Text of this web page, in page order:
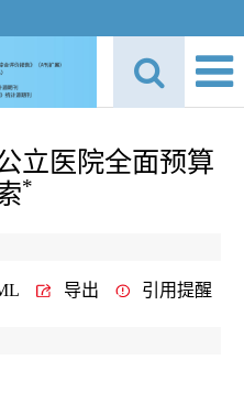
立医院全面预算
*
导出 引用提醒